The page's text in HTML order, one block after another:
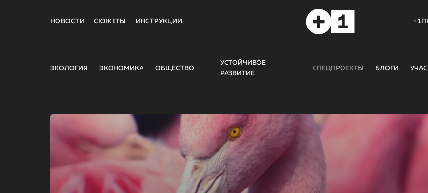
НОВОСТИ СЮЖЕТЫ ИНСТРУКЦИИ
ЭКОЛОГИЯ ЭКОНОМИКА ОБЩЕСТВО
УСТОЙЧИВОЕ
РАЗВИТИЕ
СПЕЦПРОЕКТЫ БЛОГИ